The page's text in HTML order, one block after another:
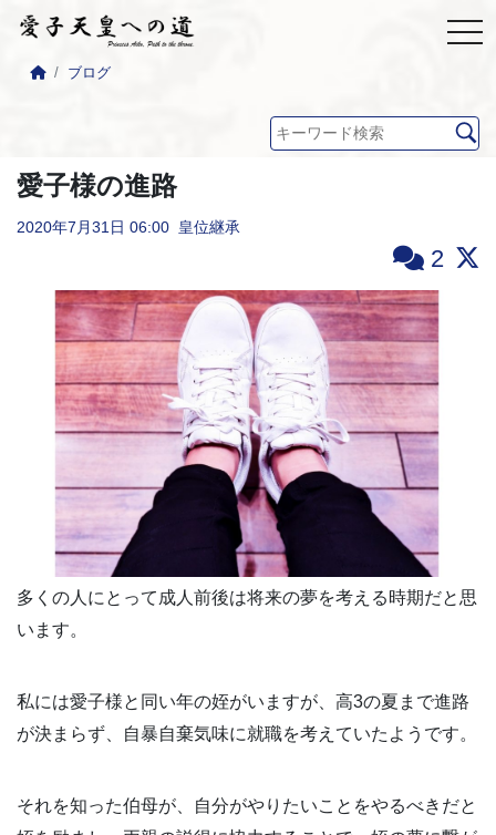
ブログ
愛子様の進路
2020年7月31日 06:00 皇位継承
2
多くの人にとって成人前後は将来の夢を考える時期だと思
います。
私には愛子様と同い年の姪がいますが、高3の夏まで進路
が決まらず、自暴自棄気味に就職を考えていたようです。
それを知った伯母が、自分がやりたいことをやるべきだと